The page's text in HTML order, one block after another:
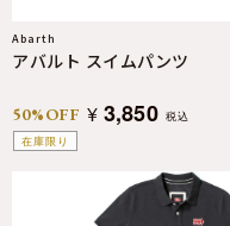
在庫限り
Abarth
アバルト スイムパンツ
50%OFF ¥ 3,850 税込